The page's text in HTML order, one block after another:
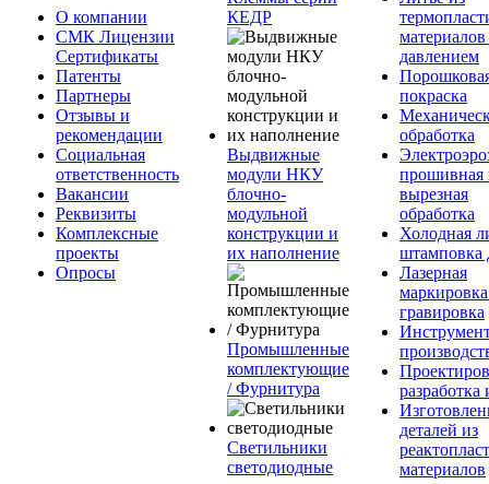
О компании
СМК Лицензии
Сертификаты
Патенты
Партнеры
Отзывы и
рекомендации
Социальная
ответственность
Вакансии
Реквизиты
Комплексные
проекты
Опросы
КЕДР
Выдвижные
модули НКУ
блочно-
модульной
конструкции и
их наполнение
Промышленные
комплектующие
/ Фурнитура
Светильники
светодиодные
давлением
покраска
обработка
прошивная
вырезная
обработка
Холодная
штамповка
Лазерная
гравировка
разработка
деталей из
материалов